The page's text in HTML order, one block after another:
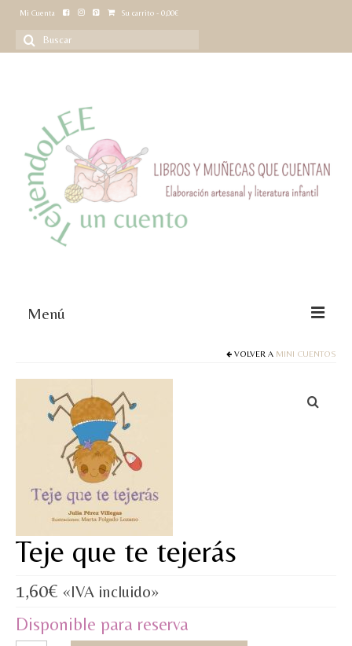
Mi Cuenta Su carrito - 0,00€
Buscar
por:
Menú
Juegos y puzles
Materiales de juego
Artesanía Waldorf
Hecho a mano
Tote bag
Papelería
TIENDA
¿QUIÉN SOY?
VOLVER A MINI CUENTOS
Teje que te tejerás
1,60€ «IVA incluido»
Disponible para reserva